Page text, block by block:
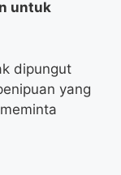
untuk
dipungut
yang